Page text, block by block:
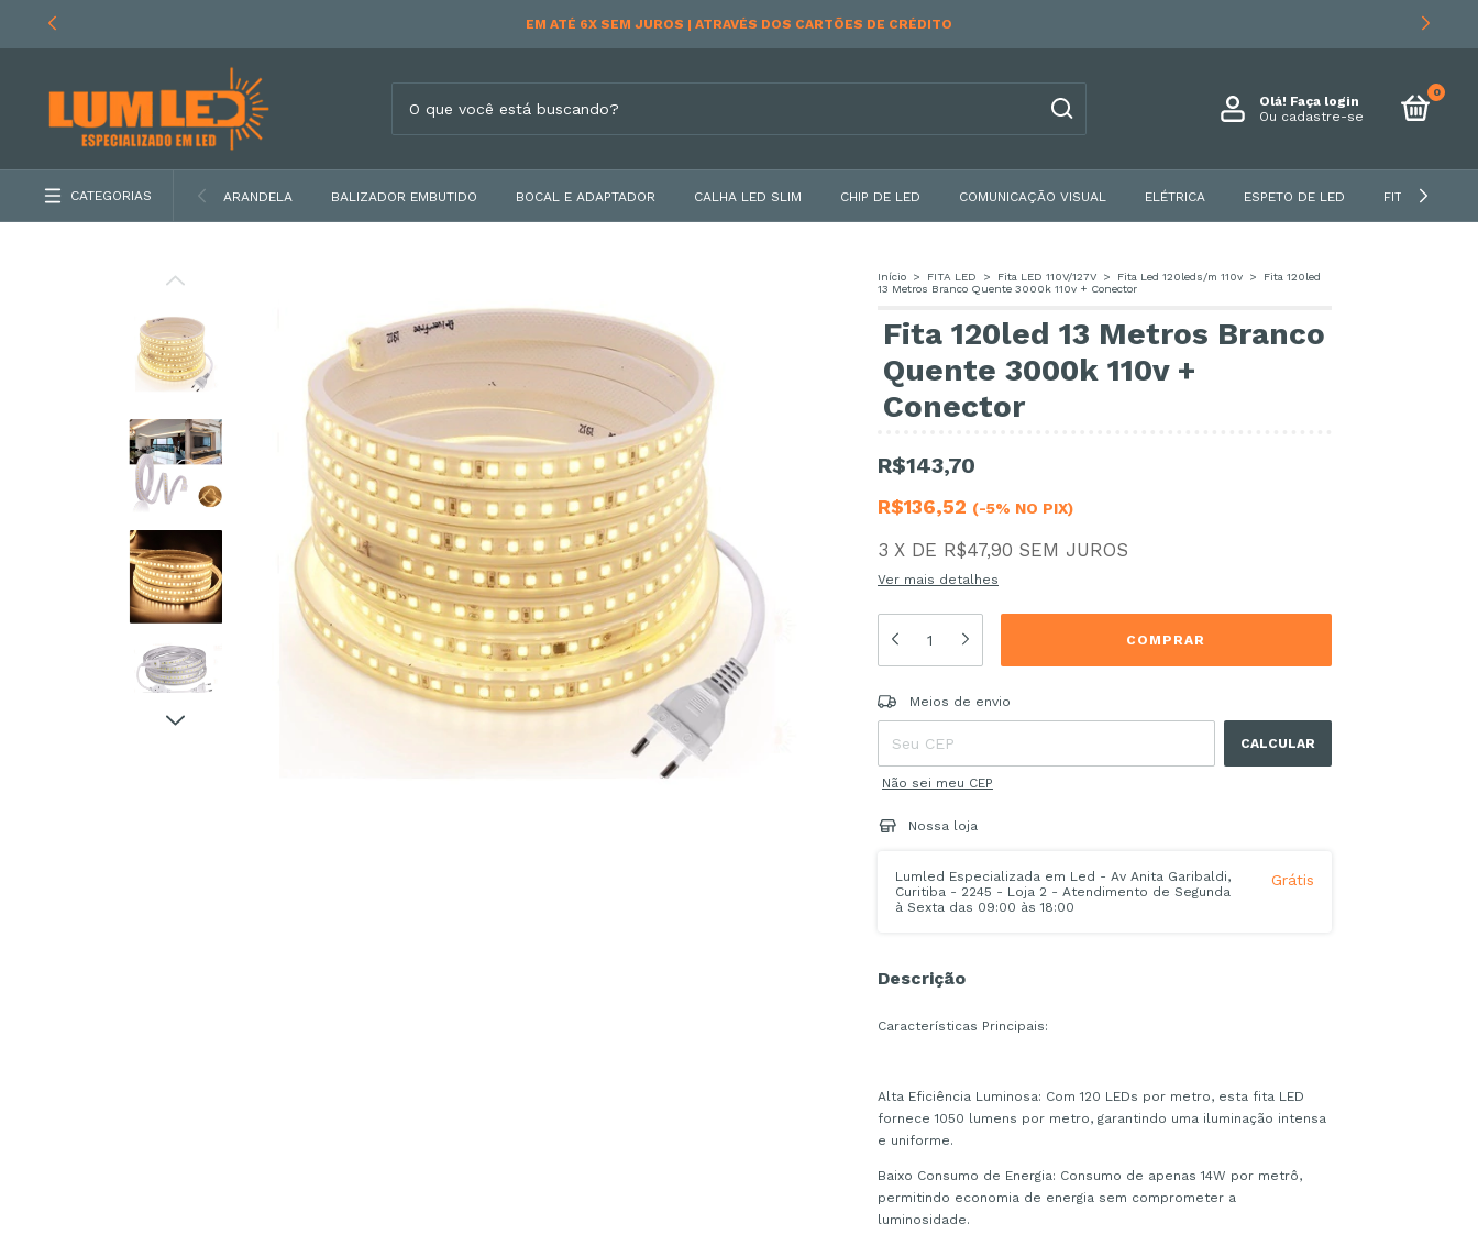
LOJA 100% SEGURA | DADOS SEGUROS E CRIPTOGRAFADOS
Olá! Faça login
Ou cadastre-se
0
CATEGORIAS ARANDELA BALIZADOR EMBUTIDO BOCAL E ADAPTADOR CALHA LED SLIM CHIP DE LED COMUNICAÇÃO VISUAL ELÉTRICA ESPETO DE LED FITA DE LED
Início > FITA LED > Fita LED 110V/127V > Fita Led 120leds/m 110v >
Fita 120led
13 Metros Branco Quente 3000k 110v + Conector
Fita 120led 13 Metros Branco
Quente 3000k 110v +
Conector
R$143,70
R$136,52 (-5% NO PIX)
3 X DE R$47,90 SEM JUROS
Ver mais detalhes
Entregas para o CEP:
Meios de envio
CALCULAR
Não sei meu CEP
Nossa loja
Lumled Especializada em Led - Av Anita Garibaldi,
Curitiba - 2245 - Loja 2 - Atendimento de Segunda
à Sexta das 09:00 às 18:00
Grátis
Descrição
Características Principais:
Alta Eficiência Luminosa: Com 120 LEDs por metro, esta fita LED
fornece 1050 lumens por metro, garantindo uma iluminação intensa
e uniforme.
Baixo Consumo de Energia: Consumo de apenas 14W por metrô,
permitindo economia de energia sem comprometer a
luminosidade.